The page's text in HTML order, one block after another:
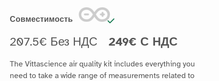
Совместимость
207.5€ Без НДС 249€ С НДС
The Vittascience air quality kit includes everything you
need to take a wide range of measurements related to